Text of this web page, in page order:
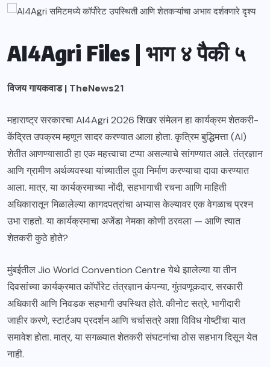
AI4Agri Files | भाग ४ पैकी ५
विजय गायकवाड | TheNews21
महाराष्ट्र सरकारचा AI4Agri 2026 शिखर संमेलन हा कार्यक्रम शेतकरी-
केंद्रित उपक्रम म्हणून सादर करण्यात आला होता. कृत्रिम बुद्धिमत्ता (AI)
शेतीत आणण्यासाठी हा एक महत्त्वाचा टप्पा असल्याचे सांगण्यात आले. तंत्रज्ञान
आणि ग्रामीण अर्थव्यवस्था यांच्यातील दुवा निर्माण करण्याचा दावा करण्यात
आला. मात्र, या कार्यक्रमाच्या नोंदी, सहभागाची रचना आणि माहिती
अधिकारातून मिळालेल्या कागदपत्रांचा अभ्यास केल्यावर एक वेगळाच प्रश्न
उभा राहतो. या कार्यक्रमाचा अजेंडा नेमका कोणी ठरवला — आणि त्यात
शेतकरी कुठे होते?
मुंबईतील Jio World Convention Centre येथे झालेल्या या तीन
दिवसांच्या कार्यक्रमात कॉर्पोरेट तंत्रज्ञान कंपन्या, गुंतवणूकदार, सरकारी
अधिकारी आणि निवडक सहभागी उपस्थित होते. कीनोट सत्रे, भागीदारी
जाहीर करणे, स्टार्टअप प्रदर्शन आणि चर्चासत्रे अशा विविध गोष्टींचा यात
समावेश होता. मात्र, या सगळ्यात शेतकरी संघटनांचा ठोस सहभाग दिसून येत
नाही.